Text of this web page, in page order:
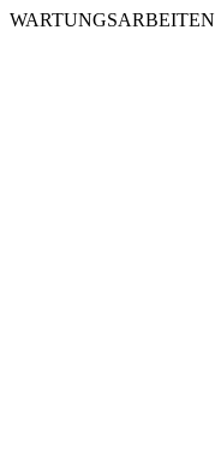
WARTUNGSARBEITEN